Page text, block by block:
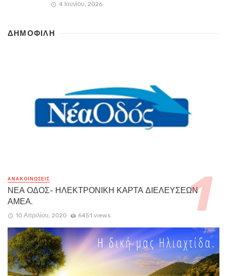
4 Ιουνίου, 2026
ΔΗΜΟΦΙΛΗ
ΑΝΑΚΟΙΝΏΣΕΙΣ
ΝΕΑ ΟΔΟΣ- ΗΛΕΚΤΡΟΝΙΚΗ ΚΑΡΤΑ ΔΙΕΛΕΥΣΕΩΝ
ΑΜΕΑ.
10 Απριλίου, 2020 6451 views